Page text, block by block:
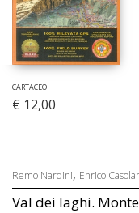
CARTACEO
€ 12,00
Remo Nardini, Enrico
Val dei laghi.